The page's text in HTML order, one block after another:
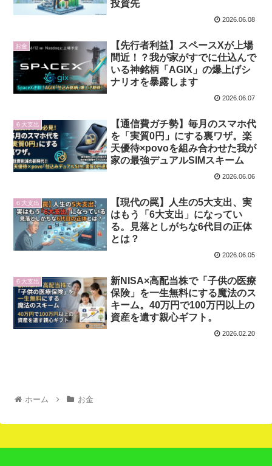
投資先
2026.06.08
お金
【先行者利益】スペースXが上場
間近！？我が家がすでに仕込んで
いる神銘柄「AGIX」の爆上げシ
ナリオを暴露します
2026.06.07
６大支出
【通信費ガチ勢】毎月のスマホ代
を「実質0円」にする裏ワザ。楽
天優待×povoを組み合わせた我が
家の最強デュアルSIMスキーム
2026.06.06
６大支出
【現代の罠】人生の5大支出、実
はもう「6大支出」になってい
る。見落としがちな6代目の正体
とは？
2026.06.05
６大支出
新NISA×高配当株で「子供の医療
保険」を一生無料にする魔法のス
キーム。40万円で100万円以上の
資産を遺す親心ギフト。
2026.02.20
ホーム お金